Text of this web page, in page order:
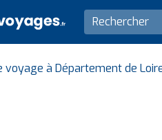
voyage à Département de